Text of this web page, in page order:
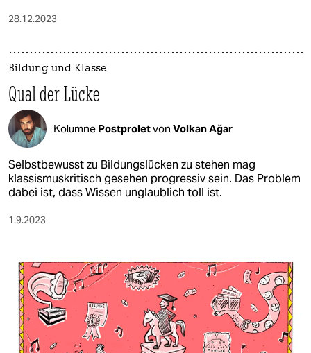
28.12.2023
Bildung und Klasse
Qual der Lücke
Kolumne Postproletvon Volkan Ağar
Selbstbewusst zu Bildungslücken zu stehen mag
klassismuskritisch gesehen progressiv sein. Das Problem
dabei ist, dass Wissen unglaublich toll ist.
1.9.2023